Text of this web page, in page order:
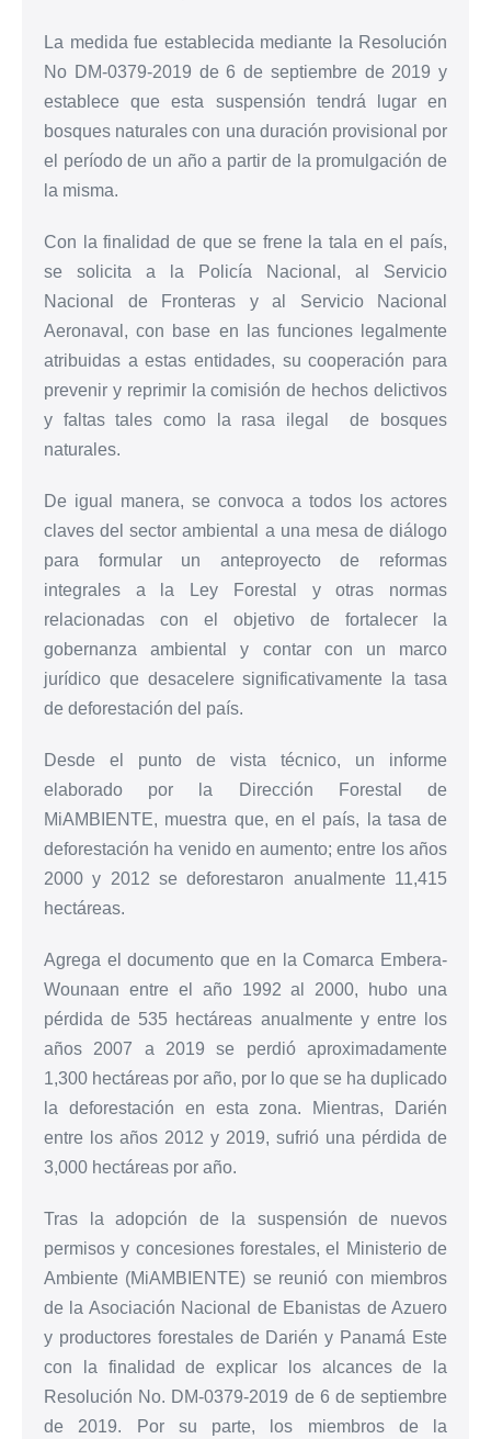
La medida fue establecida mediante la Resolución
No DM-0379-2019 de 6 de septiembre de 2019 y
establece que esta suspensión tendrá lugar en
bosques naturales con una duración provisional por
el período de un año a partir de la promulgación de
la misma.
Con la finalidad de que se frene la tala en el país,
se solicita a la Policía Nacional, al Servicio
Nacional de Fronteras y al Servicio Nacional
Aeronaval, con base en las funciones legalmente
atribuidas a estas entidades, su cooperación para
prevenir y reprimir la comisión de hechos delictivos
y faltas tales como la rasa ilegal de bosques
naturales.
De igual manera, se convoca a todos los actores
claves del sector ambiental a una mesa de diálogo
para formular un anteproyecto de reformas
integrales a la Ley Forestal y otras normas
relacionadas con el objetivo de fortalecer la
gobernanza ambiental y contar con un marco
jurídico que desacelere significativamente la tasa
de deforestación del país.
Desde el punto de vista técnico, un informe
elaborado por la Dirección Forestal de
MiAMBIENTE, muestra que, en el país, la tasa de
deforestación ha venido en aumento; entre los años
2000 y 2012 se deforestaron anualmente 11,415
hectáreas.
Agrega el documento que en la Comarca Embera-
Wounaan entre el año 1992 al 2000, hubo una
pérdida de 535 hectáreas anualmente y entre los
años 2007 a 2019 se perdió aproximadamente
1,300 hectáreas por año, por lo que se ha duplicado
la deforestación en esta zona. Mientras, Darién
entre los años 2012 y 2019, sufrió una pérdida de
3,000 hectáreas por año.
Tras la adopción de la suspensión de nuevos
permisos y concesiones forestales, el Ministerio de
Ambiente (MiAMBIENTE) se reunió con miembros
de la Asociación Nacional de Ebanistas de Azuero
y productores forestales de Darién y Panamá Este
con la finalidad de explicar los alcances de la
Resolución No. DM-0379-2019 de 6 de septiembre
de 2019. Por su parte, los miembros de la